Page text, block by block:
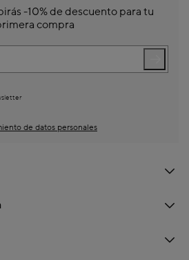
-10% de descuento para tu
compra
de datos personales